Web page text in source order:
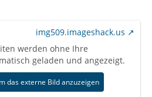
img509.imageshack.us
werden ohne Ihre
geladen und angezeigt.
das externe Bild anzuzeigen